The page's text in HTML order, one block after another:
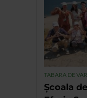
TABARA DE
Școala